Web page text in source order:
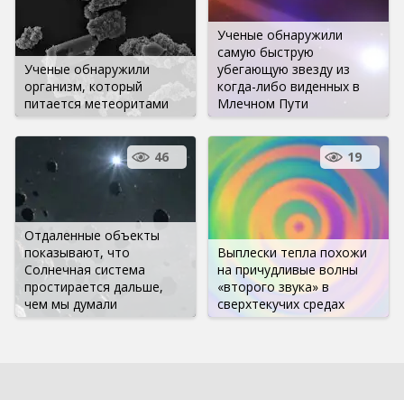
Ученые обнаружили
организм, который
питается метеоритами
Ученые обнаружили
самую быструю
убегающую звезду из
когда-либо виденных в
Млечном Пути
Отдаленные объекты
показывают, что
Солнечная система
простирается дальше,
чем мы думали
46
Выплески тепла похожи
на причудливые волны
«второго звука» в
сверхтекучих средах
19